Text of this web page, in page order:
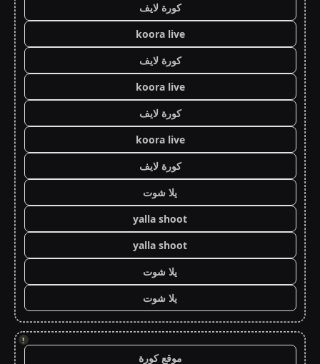
كورة لايف
koora live
كورة لايف
koora live
كورة لايف
koora live
كورة لايف
يلا شوت
yalla shoot
yalla shoot
يلا شوت
يلا شوت
!
موقع كورة